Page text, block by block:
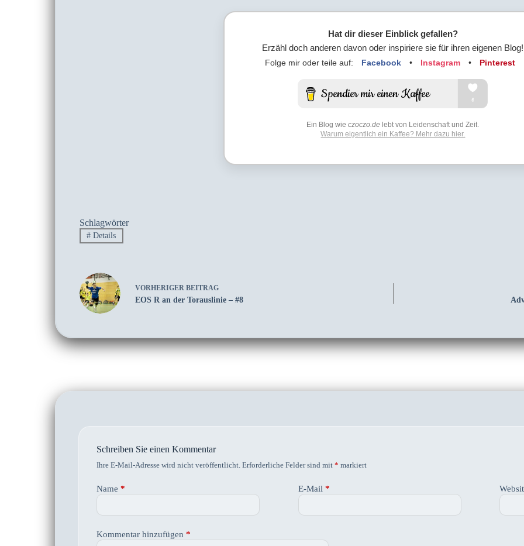
Hat dir dieser Einblick gefallen?
Erzähl doch anderen davon oder inspiriere sie für ihren eigenen Blog!
Folge mir oder teile auf: Facebook • Instagram • Pinterest
Ein Blog wieczoczo.de lebt von Leidenschaft und Zeit.
Warum eigentlich ein Kaffee? Mehr dazu hier.
Schlagwörter
# Details
VORHERIGER BEITRAG
EOS R an der Torauslinie – #8
Schreiben Sie einen Kommentar
Ihre E-Mail-Adresse wird nicht veröffentlicht. Erforderliche Felder sind mit * markiert
Name * E-Mail*
Kommentar hinzufügen *